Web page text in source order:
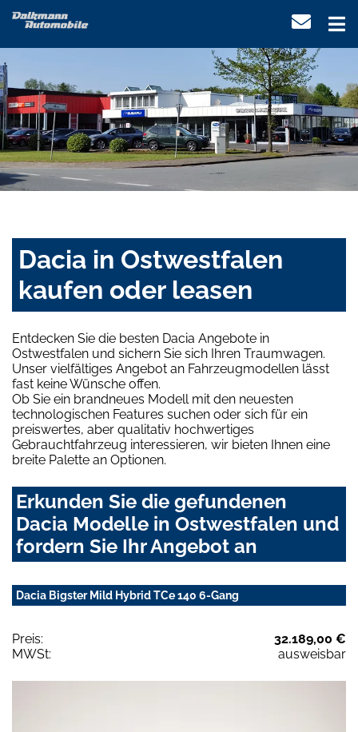
Dacia in Ostwestfalen
kaufen oder leasen
Entdecken Sie die besten Dacia Angebote in
Ostwestfalen und sichern Sie sich Ihren Traumwagen.
Unser vielfältiges Angebot an Fahrzeugmodellen lässt
fast keine Wünsche offen.
Ob Sie ein brandneues Modell mit den neuesten
technologischen Features suchen oder sich für ein
preiswertes, aber qualitativ hochwertiges
Gebrauchtfahrzeug interessieren, wir bieten Ihnen eine
breite Palette an Optionen.
Erkunden Sie die gefundenen
Dacia Modelle in Ostwestfalen und
fordern Sie Ihr Angebot an
Dacia Bigster Mild Hybrid TCe 140 6-Gang
Preis:
32.189,00 €
MWSt:
ausweisbar